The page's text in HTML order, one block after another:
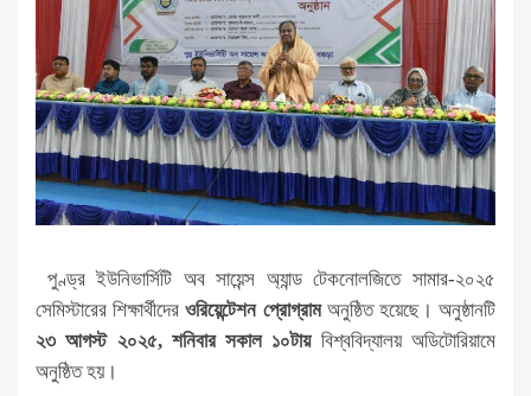
পুণ্ড্র ইউনিভার্সিটি অব সায়েন্স অ্যান্ড টেকনোলজিতে সামার-২০২৫
সেমিস্টারের শিক্ষার্থীদেরওরিয়েন্টেশন প্রোগ্রামঅনুষ্ঠিত হয়েছে। অনুষ্ঠানটি
২৩ আগস্ট ২০২৫, শনিবার সকাল ১০টায়বিশ্ববিদ্যালয় অডিটোরিয়ামে
অনুষ্ঠিত হয়।